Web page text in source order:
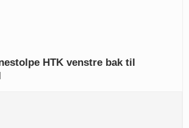
HTK venstre bak til